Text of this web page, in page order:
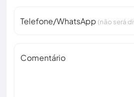
Telefone/WhatsApp (não será
Comentário